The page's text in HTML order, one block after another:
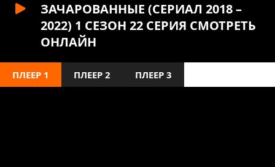
ЗАЧАРОВАННЫЕ (СЕРИАЛ 2018 –
2022) 1 СЕЗОН 22 СЕРИЯ СМОТРЕТЬ
ОНЛАЙН
ПЛЕЕР 1 ПЛЕЕР 2 ПЛЕЕР 3